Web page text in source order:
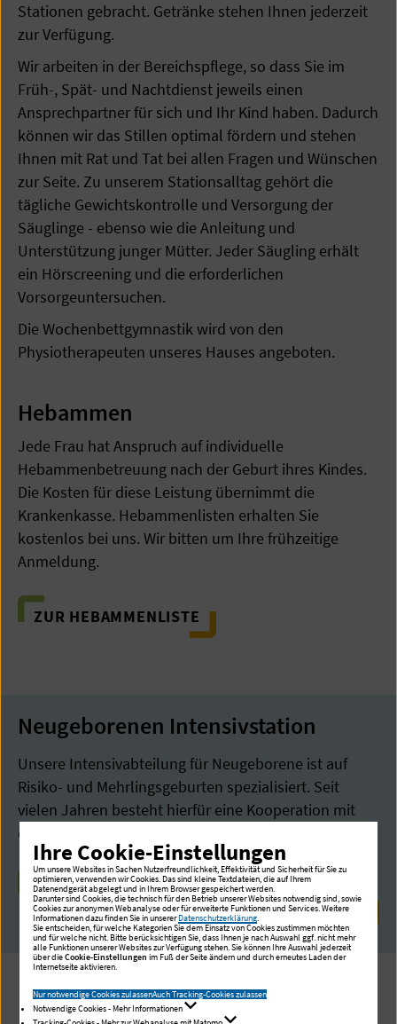
Stationen gebracht. Getränke stehen Ihnen jederzeit
zur Verfügung.
Wir arbeiten in der Bereichspflege, so dass Sie im
Früh-, Spät- und Nachtdienst jeweils einen
Ansprechpartner für sich und Ihr Kind haben. Dadurch
können wir das Stillen optimal fördern und stehen
Ihnen mit Rat und Tat bei allen Fragen und Wünschen
zur Seite. Zu unserem Stationsalltag gehört die
tägliche Gewichtskontrolle und Versorgung der
Säuglinge - ebenso wie die Anleitung und
Unterstützung junger Mütter. Jeder Säugling erhält
ein Hörscreening und die erforderlichen
Vorsorgeuntersuchen.
Die Wochenbettgymnastik wird von den
Physiotherapeuten unseres Hauses angeboten.
Hebammen
Jede Frau hat Anspruch auf individuelle
Hebammenbetreuung nach der Geburt ihres Kindes.
Die Kosten für diese Leistung übernimmt die
Krankenkasse. Hebammenlisten erhalten Sie
kostenlos bei uns. Wir bitten um Ihre frühzeitige
Anmeldung.
ZUR HEBAMMENLISTE
Neugeborenen Intensivstation
Unsere Intensivabteilung für Neugeborene ist auf
Risiko- und Mehrlingsgeburten spezialisiert. Seit
vielen Jahren besteht hierfür eine Kooperation mit
dem Altonaer Kinderkrankenhaus.
MEHR ÜBER DIE NEUGEBORENEN
INTENSIVSTATION ERFAHREN
Downloads
Ihre Cookie-Einstellungen
Um unsere Websites in Sachen Nutzerfreundlichkeit, Effektivität und Sicherheit für Sie zu
optimieren, verwenden wir Cookies. Das sind kleine Textdateien, die auf Ihrem
Datenendgerät abgelegt und in Ihrem Browser gespeichert werden.
Darunter sind Cookies, die technisch für den Betrieb unserer Websites notwendig sind, sowie
Cookies zur anonymen Webanalyse oder für erweiterte Funktionen und Services. Weitere
Informationen dazu finden Sie in unsererDatenschutzerklärung.
Sie entscheiden, für welche Kategorien Sie dem Einsatz von Cookies zustimmen möchten
und für welche nicht. Bitte berücksichtigen Sie, dass Ihnen je nach Auswahl ggf. nicht mehr
alle Funktionen unserer Websites zur Verfügung stehen. Sie können Ihre Auswahl jederzeit
über dieCookie-Einstellungen im Fuß der Seite ändern und durch erneutes Laden der
Internetseite aktivieren.
Nur notwendige Cookies zulassenAuch Tracking-Cookies zulassen
Notwendige Cookies - Mehr Informationen